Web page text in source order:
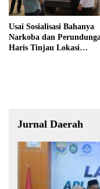
Usai Sosialisasi Bahanya
Narkoba dan
Haris Tinjau Lokasi
Jurnal Daerah